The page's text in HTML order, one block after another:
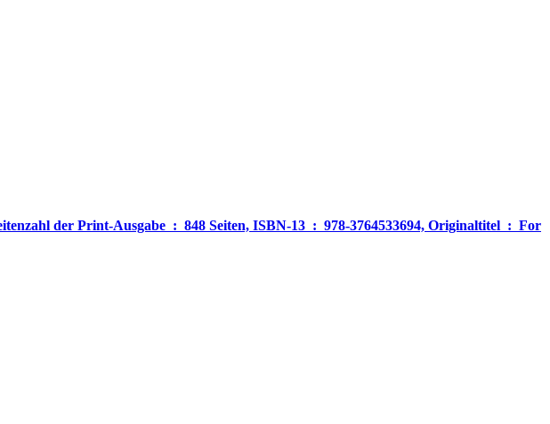
: ‎ 978-3764533694, Originaltitel ‏ : ‎ For